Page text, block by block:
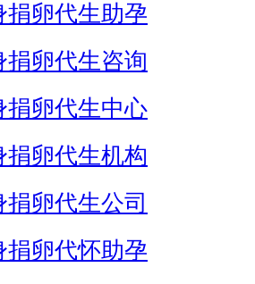
捐卵代生助孕
捐卵代生咨询
捐卵代生中心
捐卵代生机构
捐卵代生公司
捐卵代怀助孕